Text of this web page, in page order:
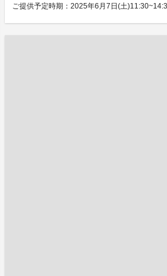
ご提供予定時期：2025年6月7日(土